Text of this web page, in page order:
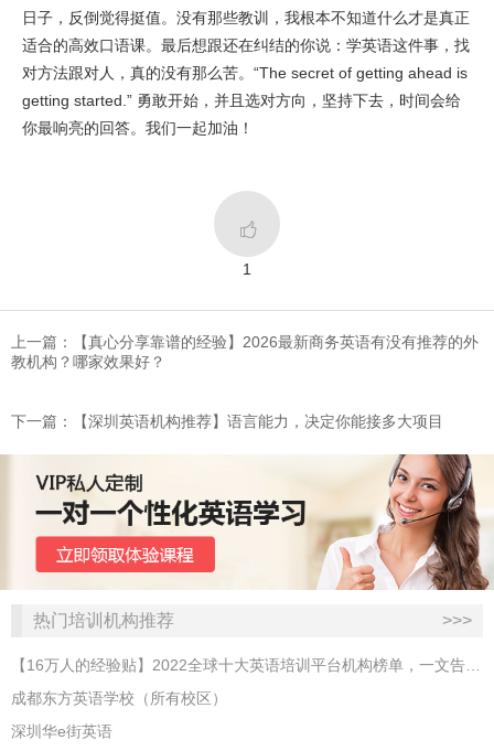
日子，反倒觉得挺值。没有那些教训，我根本不知道什么才是真正
适合的高效口语课。最后想跟还在纠结的你说：学英语这件事，找
对方法跟对人，真的没有那么苦。“The secret of getting ahead is
getting started.” 勇敢开始，并且选对方向，坚持下去，时间会给
你最响亮的回答。我们一起加油！

1
上一篇：【真心分享靠谱的经验】2026最新商务英语有没有推荐的外
教机构？哪家效果好？
下一篇：​【深圳英语机构推荐】语言能力，决定你能接多大项目
热门培训机构推荐 >>>
【16万人的经验贴】2022全球十大英语培训平台机构榜单，一文告诉你
成都东方英语学校（所有校区）
深圳华e街英语